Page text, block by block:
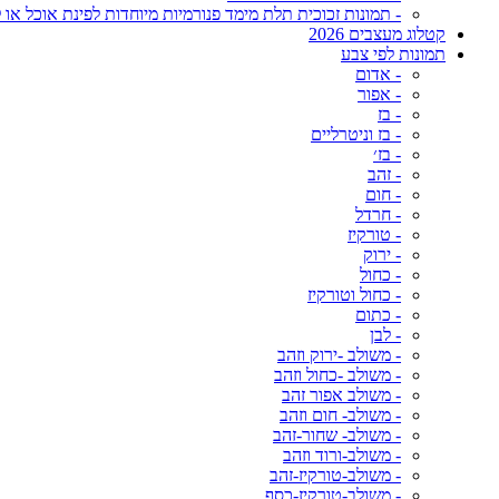
- תמונות זכוכית תלת מימד פנורמיות מיוחדות לפינת אוכל או
קטלוג מעצבים 2026
תמונות לפי צבע
- אדום
- אפור
- בז
- בז וניטרליים
- בז׳
- זהב
- חום
- חרדל
- טורקיז
- ירוק
- כחול
- כחול וטורקיז
- כתום
- לבן
- משולב -ירוק וזהב
- משולב -כחול וזהב
- משולב אפור זהב
- משולב- חום וזהב
- משולב- שחור-זהב
- משולב-ורוד וזהב
- משולב-טורקיז-זהב
- משולב-טורקיז-כסף